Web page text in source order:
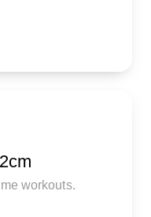
workouts.